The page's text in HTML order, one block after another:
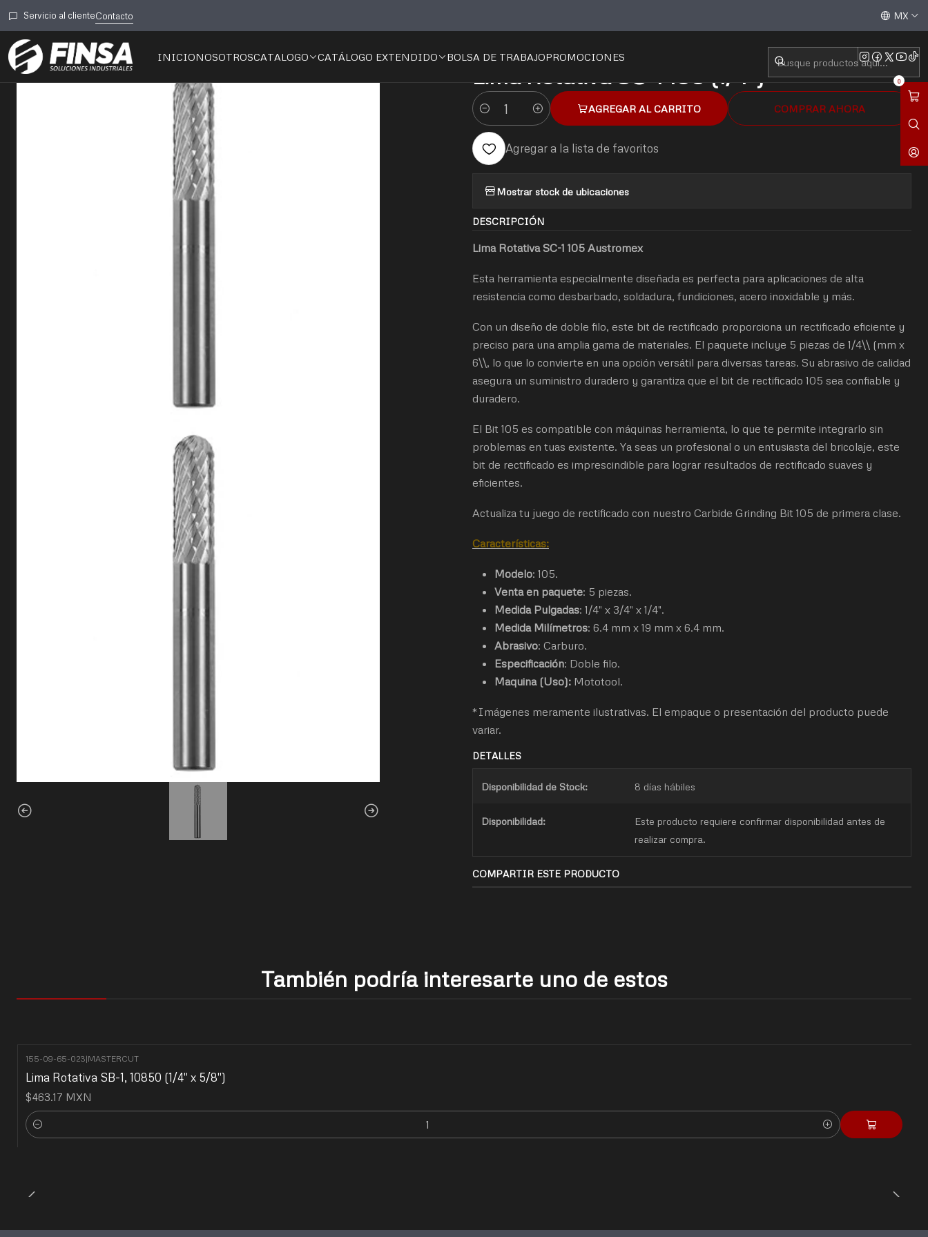
INICIONOSOTROSCATALOGO CATÁLOGO EXTENDIDO BOLSA DE TRABAJOPROMOCIONES
0
Servicio al clienteContacto Aceptamos todas las tarjetas de crédito / débito y
MX
|
Lima Rotativa SC-1 105 (1/4")
Cantidad
AGREGAR AL CARRITO COMPRAR AHORA
Agregar a la lista de favoritos
Mostrar stock de ubicaciones
DESCRIPCIÓN
Lima Rotativa SC-1 105 Austromex
Esta herramienta especialmente diseñada es perfecta para aplicaciones de alta
resistencia como desbarbado, soldadura, fundiciones, acero inoxidable y más.
Con un diseño de doble filo, este bit de rectificado proporciona un rectificado eficiente y
preciso para una amplia gama de materiales. El paquete incluye 5 piezas de 1/4\\ (mm x
6\\, lo que lo convierte en una opción versátil para diversas tareas. Su abrasivo de calidad
asegura un suministro duradero y garantiza que el bit de rectificado 105 sea confiable y
duradero.
El Bit 105 es compatible con máquinas herramienta, lo que te permite integrarlo sin
problemas en tuas existente. Ya seas un profesional o un entusiasta del bricolaje, este
bit de rectificado es imprescindible para lograr resultados de rectificado suaves y
eficientes.
Actualiza tu juego de rectificado con nuestro Carbide Grinding Bit 105 de primera clase.
Características:
Modelo: 105.
Venta en paquete: 5 piezas.
Medida Pulgadas: 1/4" x 3/4" x 1/4".
Medida Milímetros: 6.4 mm x 19 mm x 6.4 mm.
Abrasivo: Carburo.
Especificación: Doble filo.
Maquina (Uso): Mototool.
*Imágenes meramente ilustrativas. El empaque o presentación del producto puede
variar.
DETALLES
Disponibilidad de Stock: 8 días hábiles
Disponibilidad:
Este producto requiere confirmar disponibilidad antes de
realizar compra.
COMPARTIR ESTE PRODUCTO
También podría interesarte uno de estos
155-09-65-023|MASTERCUT
Lima Rotativa SB-1, 10850 (1/4" x 5/8")
$463.17 MXN
Cantidad